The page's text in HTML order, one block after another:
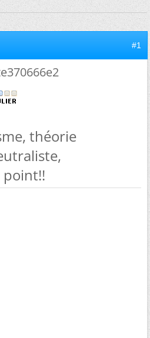
#1
théorie
point!!